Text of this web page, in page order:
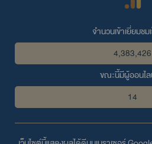
จำนวนเข้าเยี่ยมชม
4,383,426
ขณะนี้มีผู้ออนไ
14